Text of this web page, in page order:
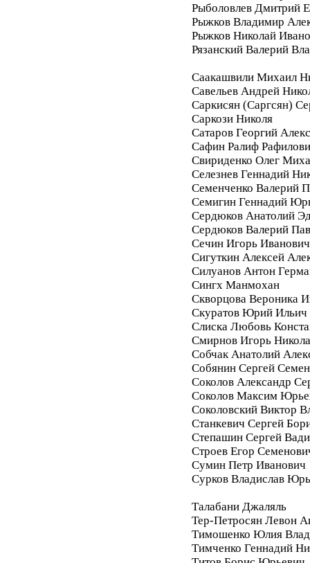
Рыболовлев Дмитрий
Рыжков Владимир
Рыжков Николай
Рязанский Валерий
Саакашвили Михаил
Савельев Андрей
Саркисян (Саргсян)
Саркози Николя
Сатаров Георгий
Сафин Ралиф
Свириденко Олег
Селезнев Геннадий
Семенченко Валерий
Семигин Геннадий
Сердюков Анатолий
Сердюков Валерий
Сечин Игорь Иванович
Сигуткин Алексей
Силуанов Антон
Сингх Манмохан
Скворцова Вероника
Скуратов Юрий Ильич
Слиска Любовь
Смирнов Игорь
Собчак Анатолий
Собянин Сергей
Соколов Александр
Соколов Максим
Соколовский Виктор
Станкевич Сергей
Степашин Сергей
Строев Егор
Сумин Петр Иванович
Сурков Владислав
Талабани Джаляль
Тер-Петросян Левон
Тимошенко Юлия
Тимченко Геннадий